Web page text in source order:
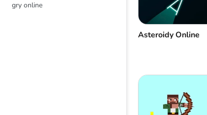
gry online
Asteroidy Online